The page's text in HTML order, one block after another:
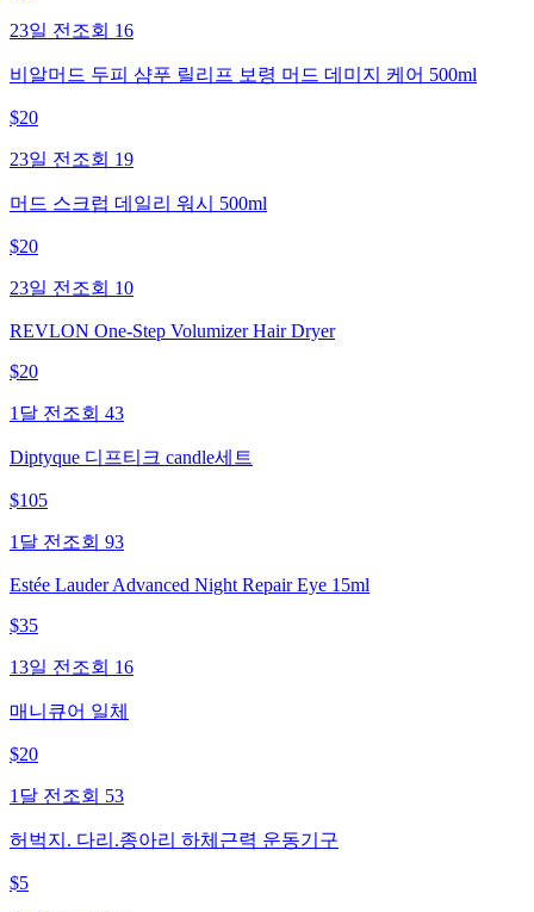
23일 전 조회 16
비알머드 두피 샴푸 릴리프 보령 머드 데미지 케어 500ml
$20
23일 전 조회 19
머드 스크럽 데일리 워시 500ml
$20
23일 전 조회 10
REVLON One-Step Volumizer Hair Dryer
$20
1달 전 조회 43
Diptyque 디프티크 candle세트
$105
1달 전 조회 93
Estée Lauder Advanced Night Repair Eye 15ml
$35
13일 전 조회 16
매니큐어 일체
$20
1달 전 조회 53
허벅지. 다리.종아리 하체근력 운동기구
$5